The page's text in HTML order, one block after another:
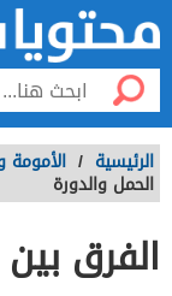
الرئيسية / الأمومة
الحمل والدورة
الفرق